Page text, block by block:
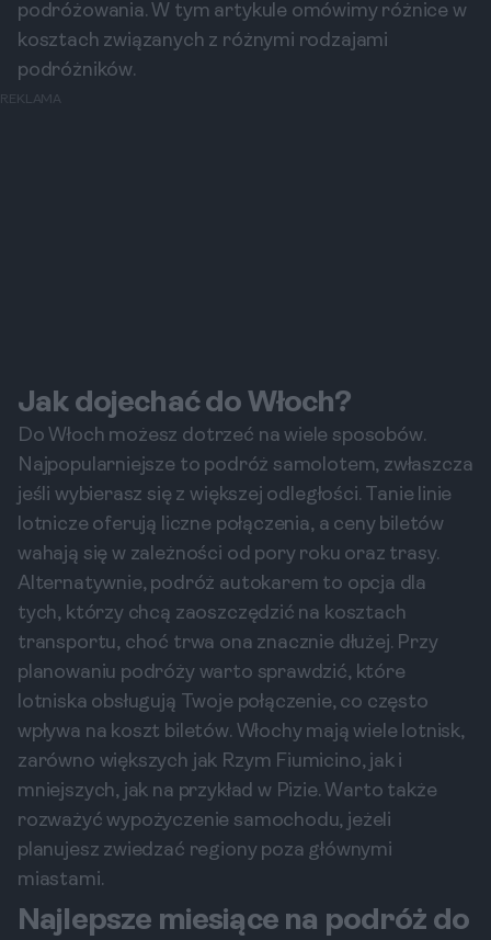
podróżowania. W tym artykule omówimy różnice w
kosztach związanych z różnymi rodzajami
podróżników.
REKLAMA
Jak dojechać do Włoch?
Do Włoch możesz dotrzeć na wiele sposobów.
Najpopularniejsze to podróż samolotem, zwłaszcza
jeśli wybierasz się z większej odległości. Tanie linie
lotnicze oferują liczne połączenia, a ceny biletów
wahają się w zależności od pory roku oraz trasy.
Alternatywnie, podróż autokarem to opcja dla
tych, którzy chcą zaoszczędzić na kosztach
transportu, choć trwa ona znacznie dłużej. Przy
planowaniu podróży warto sprawdzić, które
lotniska obsługują Twoje połączenie, co często
wpływa na koszt biletów. Włochy mają wiele lotnisk,
zarówno większych jak Rzym Fiumicino, jak i
mniejszych, jak na przykład w Pizie. Warto także
rozważyć wypożyczenie samochodu, jeżeli
planujesz zwiedzać regiony poza głównymi
miastami.
Najlepsze miesiące na podróż do